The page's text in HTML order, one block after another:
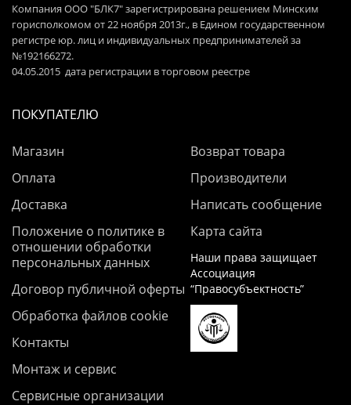
Компания ООО "БЛК7" зарегистрирована решением Минским
горисполкомом от 22 ноября 2013г., в Едином государственном
регистре юр. лиц и индивидуальных предпринимателей за
№192166272.
04.05.2015 дата регистрации в торговом реестре
ПОКУПАТЕЛЮ
Магазин
Оплата
Доставка
Положение о политике в
отношении обработки
персональных данных
Договор публичной оферты
Обработка файлов cookie
Контакты
Монтаж и сервис
Сервисные организации
Возврат товара
Производители
Написать сообщение
Карта сайта
Наши права защищает
Ассоциация
“Правосубъектность”